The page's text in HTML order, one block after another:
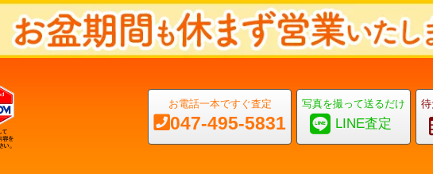
お電話一本ですぐ査定
047-495-5831
写真を撮って送るだけ
LINE査定